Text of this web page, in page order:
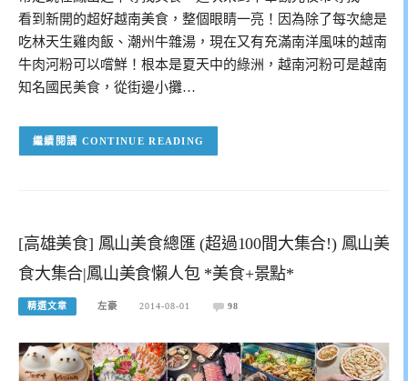
看到新開的超好越南美食，整個眼睛一亮！因為除了每次總是
吃林天生雞肉飯、潮州牛雜湯，現在又有充滿南洋風味的越南
牛肉河粉可以嚐鮮！根本是夏天中的綠洲，越南河粉可是越南
知名國民美食，從街邊小攤…
CONTINUE READING
[高雄美食] 鳳山美食總匯 (超過100間大集合!) 鳳山美
食大集合|鳳山美食懶人包 *美食+景點*
精選文章 左豪 2014-08-01 98